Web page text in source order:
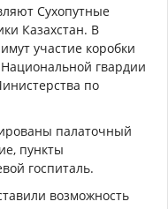
Сухопутные
Казахстан. В
участие коробки
гвардии
по
палаточный
пункты
госпиталь.
возможность